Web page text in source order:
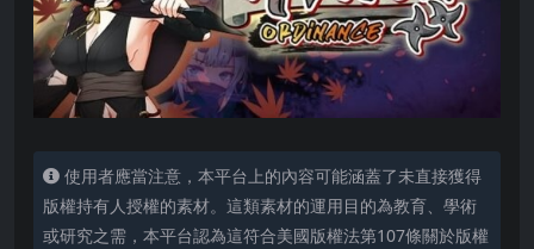
使用者應當注意，本平台上的內容可能涵蓋了未直接獲得
版權持有人授權的素材。這類素材的運用目的為教育、學術
或研究之需，本平台認為這符合美國版權法第107條關於版權